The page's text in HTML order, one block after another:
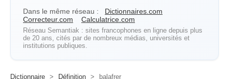
Dans le même réseau :
Dictionnaires.com
Correcteur.com
Calculatrice.com
Réseau Semantiak : sites francophones en ligne depuis plus
de 20 ans, cités par de nombreux médias, universités et
institutions publiques.
Dictionnaire > Définition > balafrer